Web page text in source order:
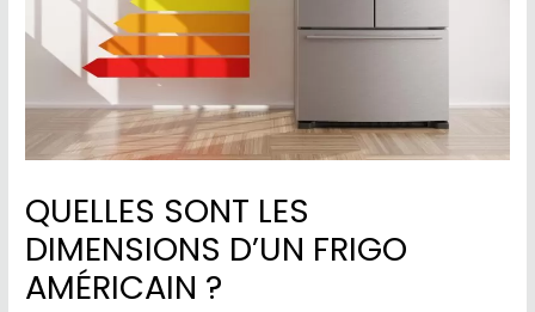
QUELLES SONT LES
DIMENSIONS D’UN FRIGO
AMÉRICAIN ?